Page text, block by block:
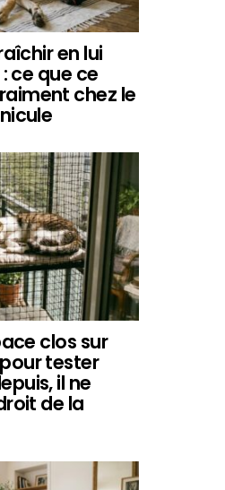
en lui
ce que ce
chez le
clos sur
tester
il ne
de la